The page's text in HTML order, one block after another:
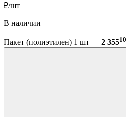
₽/шт
В наличии
Пакет (полиэтилен) 1 шт — 2 35510